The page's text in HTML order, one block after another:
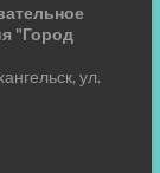
"Город
ул.